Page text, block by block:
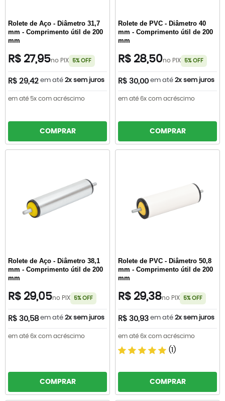
Rolete de Aço - Diâmetro 31,7
mm - Comprimento útil de 200
mm
R$ 27,95no PIX 5% OFF
R$ 29,42 em até 2x sem juros
em até 5x com acréscimo
COMPRAR
Rolete de PVC - Diâmetro 40
mm - Comprimento útil de 200
mm
R$ 28,50no PIX 5% OFF
R$ 30,00 em até 2x sem juros
em até 6x com acréscimo
COMPRAR
Rolete de Aço - Diâmetro 38,1
mm - Comprimento útil de 200
mm
R$ 29,05no PIX 5% OFF
R$ 30,58 em até 2x sem juros
em até 6x com acréscimo
COMPRAR
Rolete de PVC - Diâmetro 50,8
mm - Comprimento útil de 200
mm
R$ 29,38no PIX 5% OFF
R$ 30,93 em até 2x sem juros
em até 6x com acréscimo
(1)
COMPRAR